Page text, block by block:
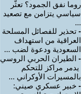
روما نفق الجمود؟ تعثّر
سياسي يتزامن مع تصعيد
...
- تحذير للفصائل المسلحة
العراقية من استهداف
السعودية ودعوة لضب ...
- الطيران الحربي الروسي
يدمر مراكز للتحكم
بالمسيرات الأوكراني ...
- خبير عسكري صيني: